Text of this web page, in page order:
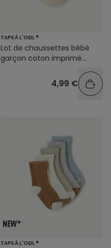
TAPE À L'OEIL ®
Lot de chaussettes bébé
garçon coton imprimé
4,99 €
TAPE À L'OEIL ®